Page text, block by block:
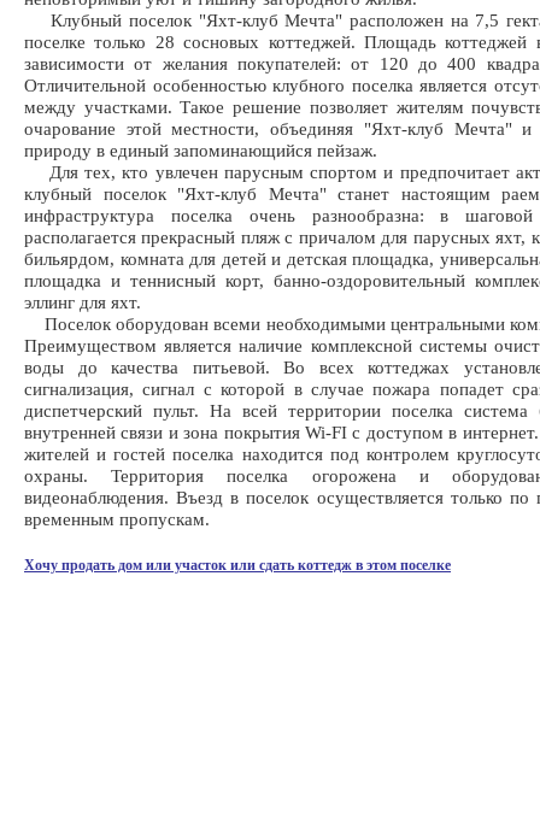
Клубный поселок "Яхт-клуб Мечта" расположен на 7,5
поселке только 28 сосновых коттеджей. Площадь коттеджей
зависимости от желания покупателей: от 120 до 400
Отличительной особенностью клубного поселка является
между участками. Такое решение позволяет жителям
очарование этой местности, объединяя "Яхт-клуб Мечта"
природу в единый запоминающийся пейзаж.
Для тех, кто увлечен парусным спортом и предпочитает
клубный поселок "Яхт-клуб Мечта" станет настоящим
инфраструктура поселка очень разнообразна: в шаговой
располагается прекрасный пляж с причалом для парусных яхт,
бильярдом, комната для детей и детская площадка,
площадка и теннисный корт, банно-оздоровительный
эллинг для яхт.
Поселок оборудован всеми необходимыми центральными
Преимуществом является наличие комплексной системы
воды до качества питьевой. Во всех коттеджах
сигнализация, сигнал с которой в случае пожара попадет
диспетчерский пульт. На всей территории поселка система
внутренней связи и зона покрытия Wi-FI с доступом в
жителей и гостей поселка находится под контролем
охраны. Территория поселка огорожена и
видеонаблюдения. Въезд в поселок осуществляется только
временным пропускам.
Хочу продать дом или участок или сдать коттедж в этом поселке